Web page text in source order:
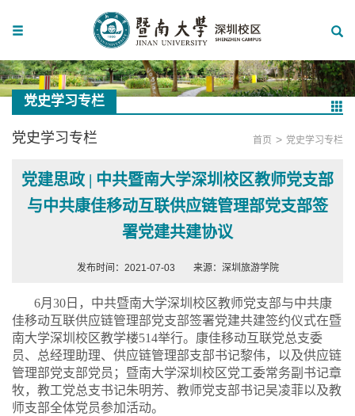
党史学习专栏
党史学习专栏 首页 > 党史学习专栏
党建思政 | 中共暨南大学深圳校区教师党支部
与中共康佳移动互联供应链管理部党支部签
署党建共建协议
发布时间：2021-07-03 来源：深圳旅游学院
6月 30 日，中共暨南大学深圳校区教师党支部与中共康
佳移动互联供应链管理部党支部签署党建共建签约仪式在暨
南大学深圳校区教学楼514举行。康佳移动互联党总支委
员、总经理助理、供应链管理部支部书记黎伟，以及供应链
管理部党支部党员；暨南大学深圳校区党工委常务副书记章
牧，教工党总支书记朱明芳、教师党支部书记吴凌菲以及教
师支部全体党员参加活动。